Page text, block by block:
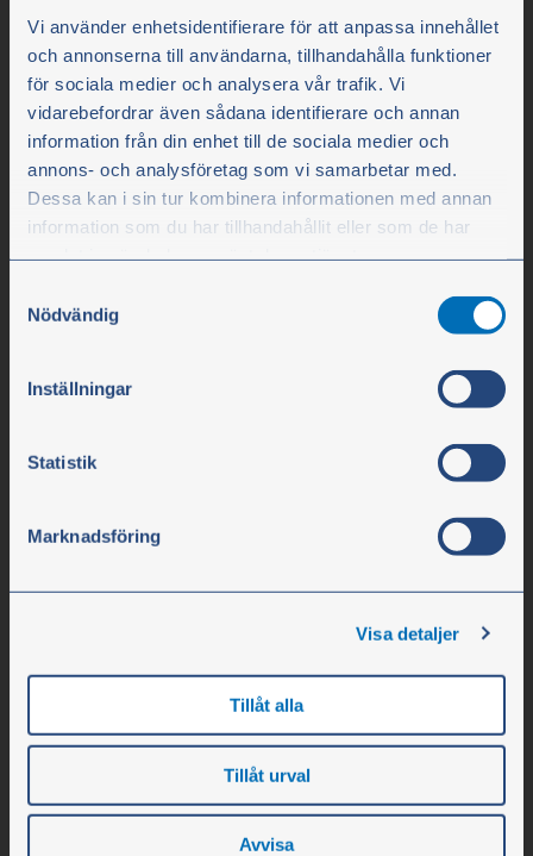
Vi använder enhetsidentifierare för att anpassa innehållet
och annonserna till användarna, tillhandahålla funktioner
för sociala medier och analysera vår trafik. Vi
vidarebefordrar även sådana identifierare och annan
information från din enhet till de sociala medier och
annons- och analysföretag som vi samarbetar med.
Dessa kan i sin tur kombinera informationen med annan
information som du har tillhandahållit eller som de har
Du kan när som helst ändra ditt val. För att återkalla ditt
samtycke klickar du på ”Cookie-ikonen” längst ned till
Nödvändig
Inställningar
Statistik
Marknadsföring
Visa detaljer
Tillåt alla
Tillåt urval
Avvisa
Olssons i Ellös
Olssons i Ellös AB
Slätthultsvägen 12
info@olssonparts.com
Medarbejdere
Ledige stillinger